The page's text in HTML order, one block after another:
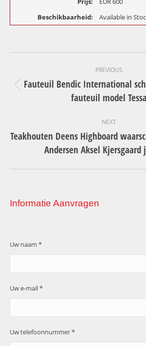
Beschikbaarheid:
Available in
navigation
PREVIOUS
Previous
project:
Fauteuil Bendic International
fauteuil model Tessa
NEXT
Next
project:
Teakhouten Deens Highboard
Andersen Aksel Kjersgaard
Informatie Aanvragen
Uw naam *
Uw e-mail *
Uw telefoonnummer *